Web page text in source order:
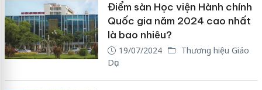
Điểm sàn Học viện Hành chính
Quốc gia năm 2024 cao nhất
là bao nhiêu?
19/07/2024
Thương hiệu Giáo
Dục